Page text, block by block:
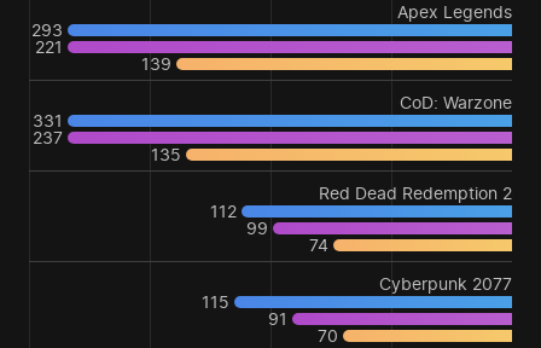
Apex Legends
293
221
139
CoD: Warzone
331
237
135
Red Dead Redemption 2
112
99
74
Cyberpunk 2077
115
91
70